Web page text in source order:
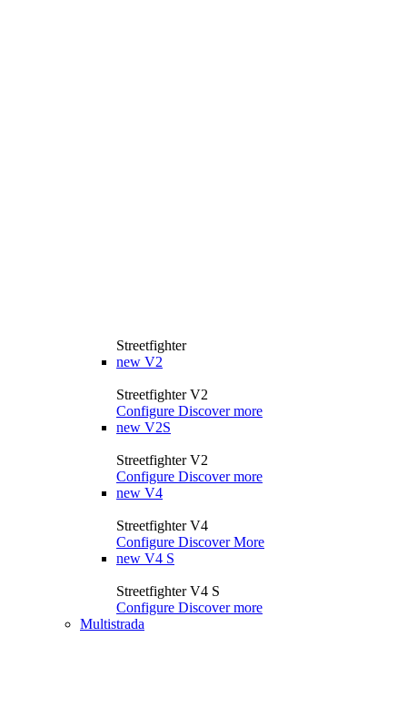
Streetfighter
new V2
Streetfighter V2
Configure Discover more
new V2S
Streetfighter V2
Configure Discover more
new V4
Streetfighter V4
Configure Discover More
new V4 S
Streetfighter V4 S
Configure Discover more
Multistrada